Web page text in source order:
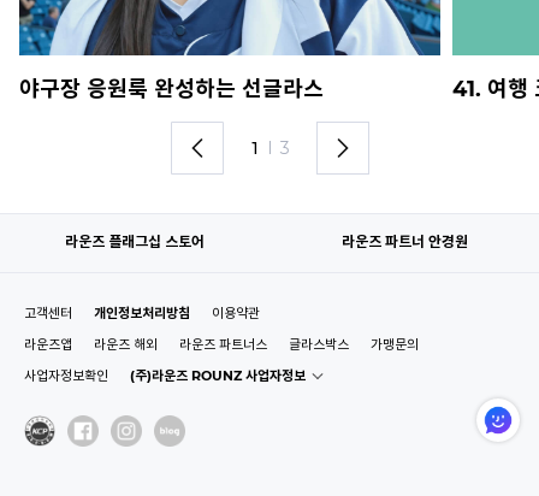
야구장 응원룩 완성하는 선글라스 41. 여행
1 I 3
라운즈 플래그십 스토어 라운즈 파트너 안경원
고객센터 개인정보처리방침
이용약관
라운즈앱
라운즈 해외 라운즈 파트너스 글라스박스
가맹문의
사업자정보확인
(주)라운즈 ROUNZ 사업자정보